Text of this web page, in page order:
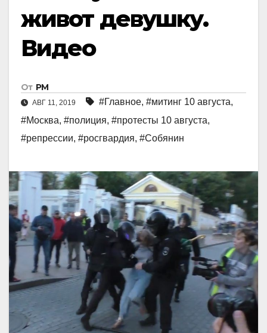
живот девушку.
Видео
От РМ
АВГ 11, 2019 #Главное, #митинг 10 августа,
#Москва, #полиция, #протесты 10 августа,
#репрессии, #росгвардия, #Собянин